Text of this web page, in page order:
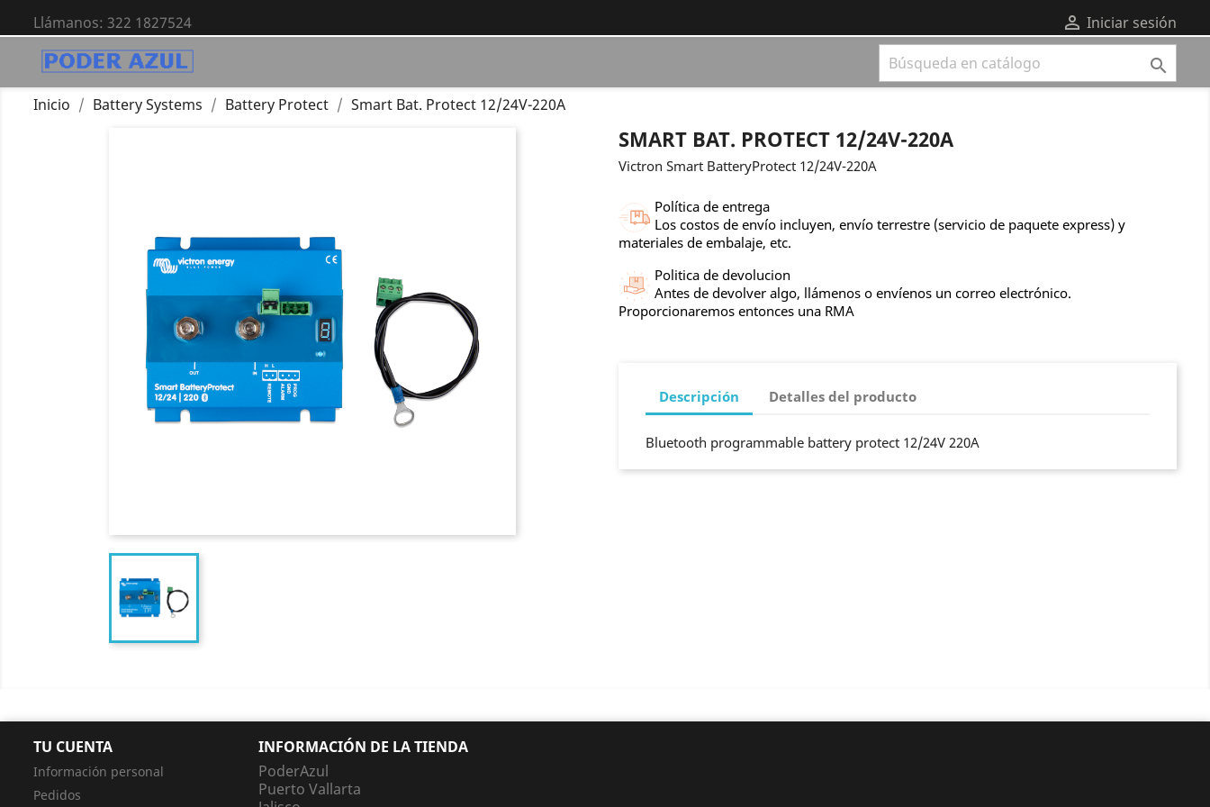
Llámanos: 322 1827524  Iniciar sesión

Inicio Battery Systems Battery Protect Smart Bat. Protect 12/24V-220A
SMART BAT. PROTECT 12/24V-220A
Victron Smart BatteryProtect 12/24V-220A
Política de entrega
Los costos de envío incluyen, envío terrestre (servicio de paquete express) y
materiales de embalaje, etc.
Politica de devolucion
Antes de devolver algo, llámenos o envíenos un correo electrónico.
Proporcionaremos entonces una RMA
Descripción Detalles del producto
Bluetooth programmable battery protect 12/24V 220A
TU CUENTA
Información personal
Pedidos
INFORMACIÓN DE LA TIENDA
PoderAzul
Puerto Vallarta